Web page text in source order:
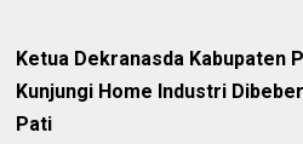
Ketua Dekranasda Kabupaten
Kunjungi Home Industri
Pati